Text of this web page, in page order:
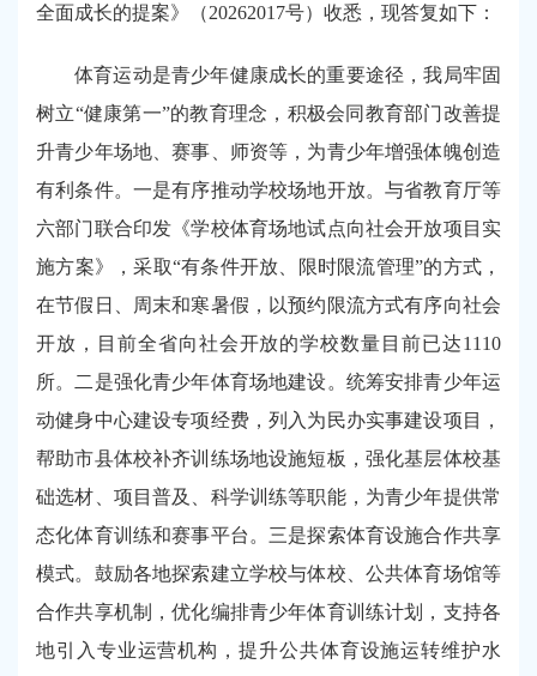
全面成长的提案》（20262017号）收悉，现答复如下：
体育运动是青少年健康成长的重要途径，我局牢固
树立“健康第一”的教育理念，积极会同教育部门改善提
升青少年场地、赛事、师资等，为青少年增强体魄创造
有利条件。一是有序推动学校场地开放。与省教育厅等
六部门联合印发《学校体育场地试点向社会开放项目实
施方案》，采取“有条件开放、限时限流管理”的方式，
在节假日、周末和寒暑假，以预约限流方式有序向社会
开放，目前全省向社会开放的学校数量目前已达1110
所。二是强化青少年体育场地建设。统筹安排青少年运
动健身中心建设专项经费，列入为民办实事建设项目，
帮助市县体校补齐训练场地设施短板，强化基层体校基
础选材、项目普及、科学训练等职能，为青少年提供常
态化体育训练和赛事平台。三是探索体育设施合作共享
模式。鼓励各地探索建立学校与体校、公共体育场馆等
合作共享机制，优化编排青少年体育训练计划，支持各
地引入专业运营机构，提升公共体育设施运转维护水